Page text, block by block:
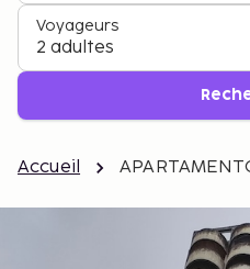
Voyageurs
2 adultes
Accueil